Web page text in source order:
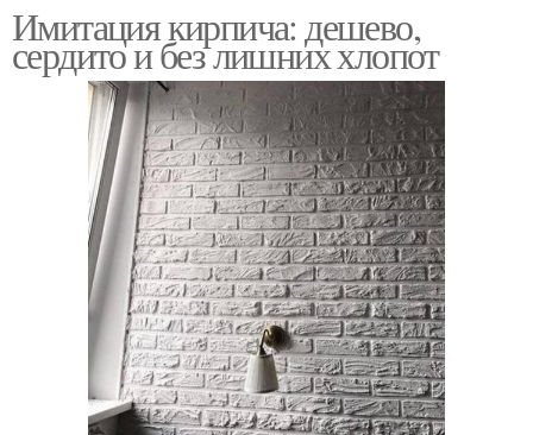
Имитация кирпича: дешево,
сердито и без лишних хлопот